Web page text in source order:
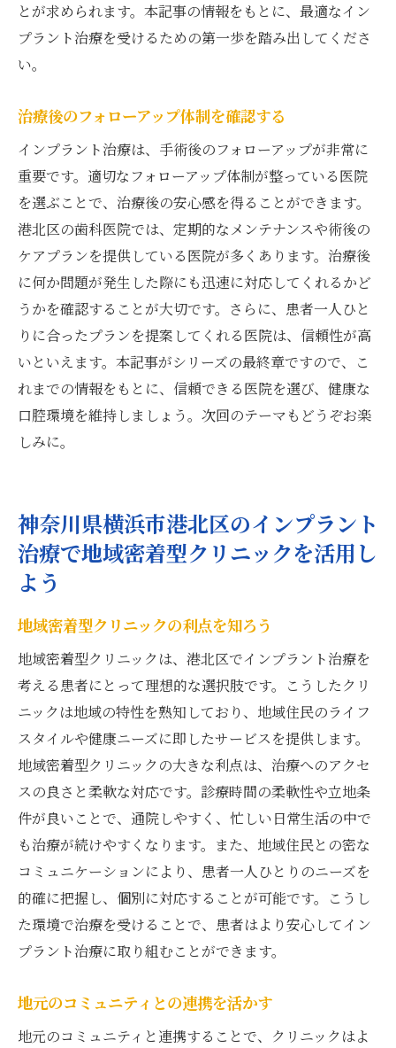
とが求められます。本記事の情報をもとに、最適なイン
プラント治療を受けるための第一歩を踏み出してくださ
い。
治療後のフォローアップ体制を確認する
インプラント治療は、手術後のフォローアップが非常に
重要です。適切なフォローアップ体制が整っている医院
を選ぶことで、治療後の安心感を得ることができます。
港北区の歯科医院では、定期的なメンテナンスや術後の
ケアプランを提供している医院が多くあります。治療後
に何か問題が発生した際にも迅速に対応してくれるかど
うかを確認することが大切です。さらに、患者一人ひと
りに合ったプランを提案してくれる医院は、信頼性が高
いといえます。本記事がシリーズの最終章ですので、こ
れまでの情報をもとに、信頼できる医院を選び、健康な
口腔環境を維持しましょう。次回のテーマもどうぞお楽
しみに。
神奈川県横浜市港北区のインプラント
治療で地域密着型クリニックを活用し
よう
地域密着型クリニックの利点を知ろう
地域密着型クリニックは、港北区でインプラント治療を
考える患者にとって理想的な選択肢です。こうしたクリ
ニックは地域の特性を熟知しており、地域住民のライフ
スタイルや健康ニーズに即したサービスを提供します。
地域密着型クリニックの大きな利点は、治療へのアクセ
スの良さと柔軟な対応です。診療時間の柔軟性や立地条
件が良いことで、通院しやすく、忙しい日常生活の中で
も治療が続けやすくなります。また、地域住民との密な
コミュニケーションにより、患者一人ひとりのニーズを
的確に把握し、個別に対応することが可能です。こうし
た環境で治療を受けることで、患者はより安心してイン
プラント治療に取り組むことができます。
地元のコミュニティとの連携を活かす
地元のコミュニティと連携することで、クリニックはよ